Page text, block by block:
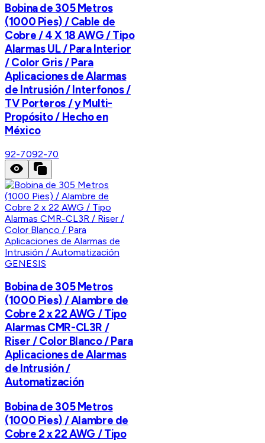
Bobina de 305 Metros
(1000 Pies) / Cable de
Cobre / 4 X 18 AWG / Tipo
Alarmas UL / Para Interior
/ Color Gris / Para
Aplicaciones de Alarmas
de Intrusión / Interfonos /
TV Porteros / y Multi-
Propósito / Hecho en
México
92-7092-70
GENESIS
Bobina de 305 Metros
(1000 Pies) / Alambre de
Cobre 2 x 22 AWG / Tipo
Alarmas CMR-CL3R /
Riser / Color Blanco / Para
Aplicaciones de Alarmas
de Intrusión /
Automatización
Bobina de 305 Metros
(1000 Pies) / Alambre de
Cobre 2 x 22 AWG / Tipo